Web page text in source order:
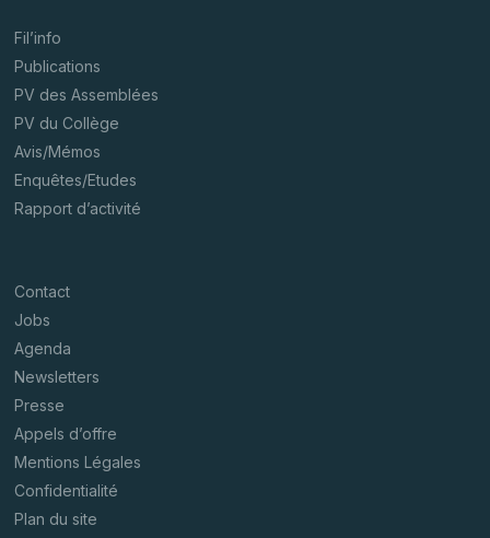
Fil’info
Publications
PV des Assemblées
PV du Collège
Avis/Mémos
Enquêtes/Etudes
Rapport d’activité
Contact
Jobs
Agenda
Newsletters
Presse
Appels d’offre
Mentions Légales
Confidentialité
Plan du site